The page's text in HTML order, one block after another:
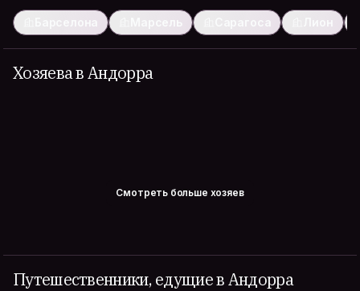
Барселона Марсель Сарагоса Лион
Хозяева в Андорра
Смотреть больше хозяев
Путешественники, едущие в Андорра